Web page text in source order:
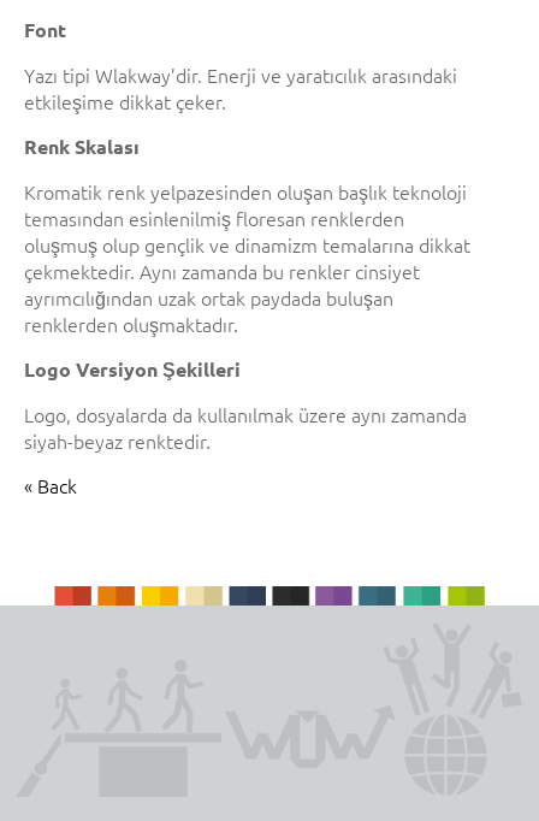
Font
Yazı tipi Wlakway’dir. Enerji ve yaratıcılık arasındaki
etkileşime dikkat çeker.
Renk Skalası
Kromatik renk yelpazesinden oluşan başlık teknoloji
temasından esinlenilmiş floresan renklerden
oluşmuş olup gençlik ve dinamizm temalarına dikkat
çekmektedir. Aynı zamanda bu renkler cinsiyet
ayrımcılığından uzak ortak paydada buluşan
renklerden oluşmaktadır.
Logo Versiyon Şekilleri
Logo, dosyalarda da kullanılmak üzere aynı zamanda
siyah-beyaz renktedir.
« Back